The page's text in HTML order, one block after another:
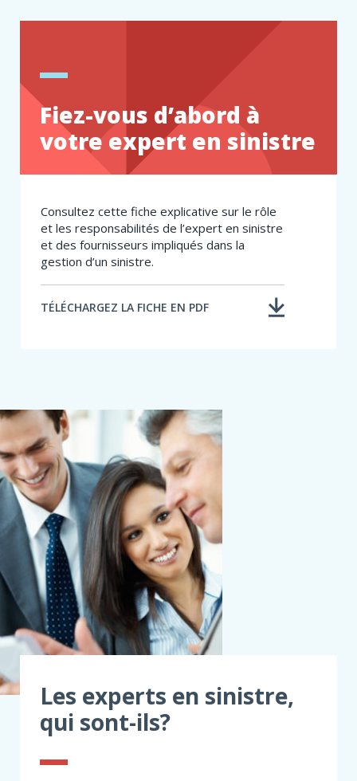
Fiez-vous d’abord à
votre expert en sinistre
Consultez cette fiche explicative sur le rôle
et les responsabilités de l’expert en sinistre​
et des fournisseurs impliqués dans la
gestion d’un sinistre.
TÉLÉCHARGEZ LA FICHE EN PDF
Les experts en sinistre,
qui sont-ils?